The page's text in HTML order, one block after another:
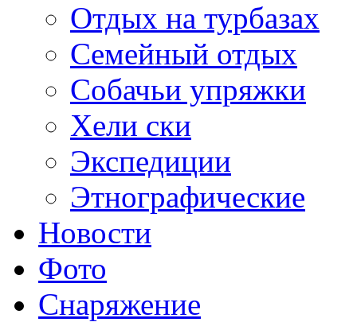
Отдых на турбазах
Семейный отдых
Собачьи упряжки
Хели ски
Экспедиции
Этнографические
Новости
Фото
Снаряжение